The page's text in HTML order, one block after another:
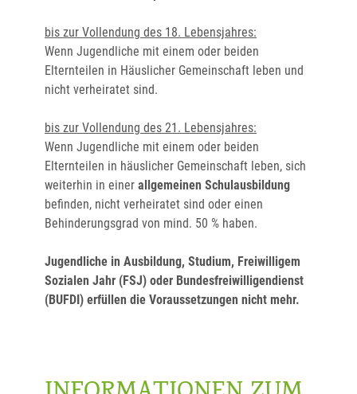
bis zur Vollendung des 18. Lebensjahres:
Wenn Jugendliche mit einem oder beiden
Elternteilen in Häuslicher Gemeinschaft leben und
nicht verheiratet sind.
bis zur Vollendung des 21. Lebensjahres:
Wenn Jugendliche mit einem oder beiden
Elternteilen in häuslicher Gemeinschaft leben, sich
weiterhin in einer allgemeinen Schulausbildung
befinden, nicht verheiratet sind oder einen
Behinderungsgrad von mind. 50 % haben.
Jugendliche in Ausbildung, Studium, Freiwilligem
Sozialen Jahr (FSJ) oder Bundesfreiwilligendienst
(BUFDI) erfüllen die Voraussetzungen nicht mehr.